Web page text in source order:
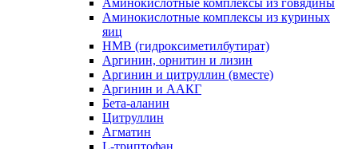
Аминокислотные комплексы из говядины
Аминокислотные комплексы из куриных
яиц
HMB (гидроксиметилбутират)
Аргинин, орнитин и лизин
Аргинин и цитруллин (вместе)
Аргинин и ААКГ
Бета-аланин
Цитруллин
Агматин
L-триптофан